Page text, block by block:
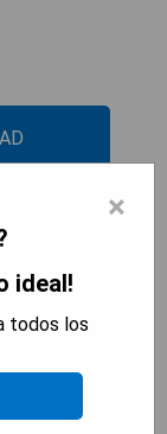
×
ideal!
todos los